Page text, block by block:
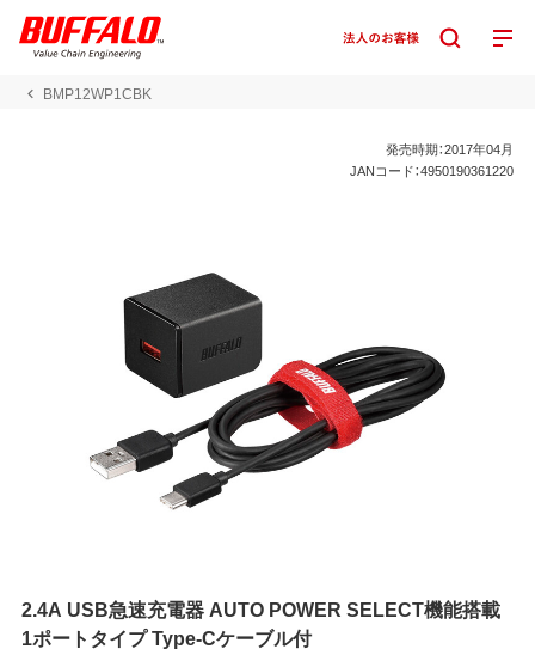
BMP12WP1CBK
発売時期：2017年04月
JANコード：4950190361220
2.4A USB急速充電器 AUTO POWER SELECT機能搭載
1ポートタイプ Type-Cケーブル付